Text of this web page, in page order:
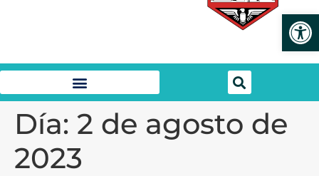
Día: 2 de agosto de
2023